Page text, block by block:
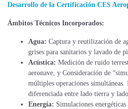
Desarrollo de la Certificación CES
Ámbitos Técnicos Incorporados:
Agua: Captura y reutilización de
grises para sanitarios y lavado de
Acústica: Medición de ruido
aeronave, y Consideración de
múltiples operaciones
diferenciada entre lado tierra y
Energía: Simulaciones